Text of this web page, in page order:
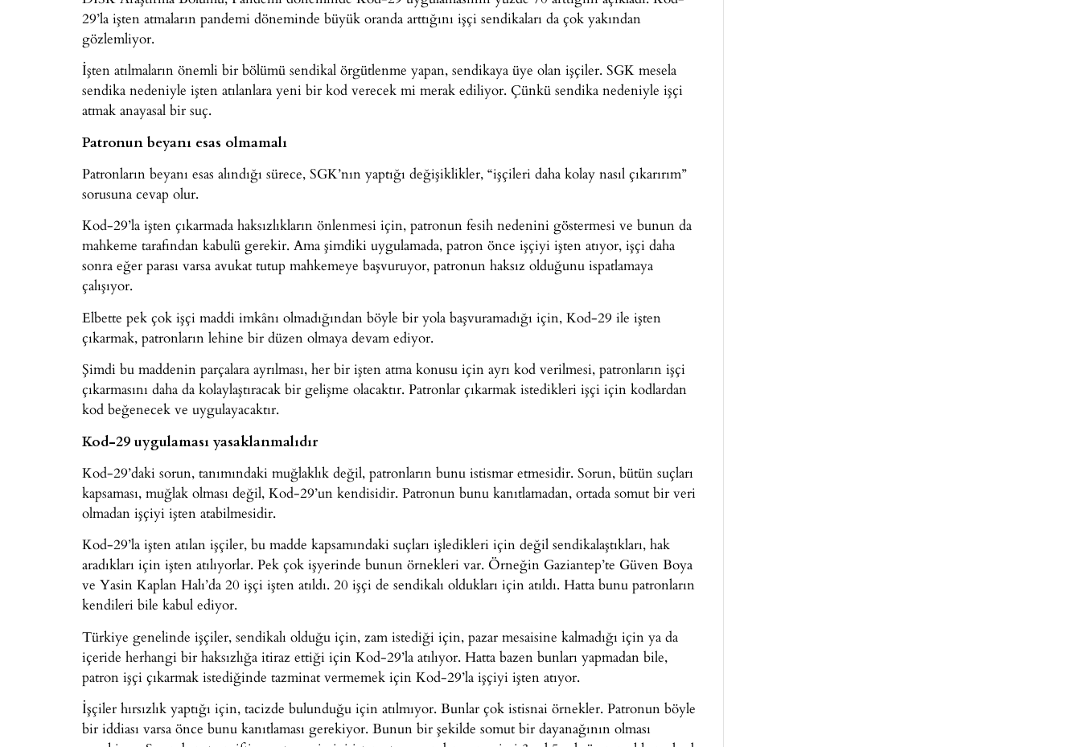
29’la işten atmaların pandemi döneminde büyük oranda arttığını işçi sendikaları da çok yakından
gözlemliyor.
İşten atılmaların önemli bir bölümü sendikal örgütlenme yapan, sendikaya üye olan işçiler. SGK mesela
sendika nedeniyle işten atılanlara yeni bir kod verecek mi merak ediliyor. Çünkü sendika nedeniyle işçi
atmak anayasal bir suç.
Patronun beyanı esas olmamalı
Patronların beyanı esas alındığı sürece, SGK’nın yaptığı değişiklikler, “işçileri daha kolay nasıl çıkarırım”
sorusuna cevap olur.
Kod-29’la işten çıkarmada haksızlıkların önlenmesi için, patronun fesih nedenini göstermesi ve bunun da
mahkeme tarafından kabulü gerekir. Ama şimdiki uygulamada, patron önce işçiyi işten atıyor, işçi daha
sonra eğer parası varsa avukat tutup mahkemeye başvuruyor, patronun haksız olduğunu ispatlamaya
çalışıyor.
Elbette pek çok işçi maddi imkânı olmadığından böyle bir yola başvuramadığı için, Kod-29 ile işten
çıkarmak, patronların lehine bir düzen olmaya devam ediyor.
Şimdi bu maddenin parçalara ayrılması, her bir işten atma konusu için ayrı kod verilmesi, patronların işçi
çıkarmasını daha da kolaylaştıracak bir gelişme olacaktır. Patronlar çıkarmak istedikleri işçi için kodlardan
kod beğenecek ve uygulayacaktır.
Kod-29 uygulaması yasaklanmalıdır
Kod-29’daki sorun, tanımındaki muğlaklık değil, patronların bunu istismar etmesidir. Sorun, bütün suçları
kapsaması, muğlak olması değil, Kod-29’un kendisidir. Patronun bunu kanıtlamadan, ortada somut bir veri
olmadan işçiyi işten atabilmesidir.
Kod-29’la işten atılan işçiler, bu madde kapsamındaki suçları işledikleri için değil sendikalaştıkları, hak
aradıkları için işten atılıyorlar. Pek çok işyerinde bunun örnekleri var. Örneğin Gaziantep’te Güven Boya
ve Yasin Kaplan Halı’da 20 işçi işten atıldı. 20 işçi de sendikalı oldukları için atıldı. Hatta bunu patronların
kendileri bile kabul ediyor.
Türkiye genelinde işçiler, sendikalı olduğu için, zam istediği için, pazar mesaisine kalmadığı için ya da
içeride herhangi bir haksızlığa itiraz ettiği için Kod-29’la atılıyor. Hatta bazen bunları yapmadan bile,
patron işçi çıkarmak istediğinde tazminat vermemek için Kod-29’la işçiyi işten atıyor.
İşçiler hırsızlık yaptığı için, tacizde bulunduğu için atılmıyor. Bunlar çok istisnai örnekler. Patronun böyle
bir iddiası varsa önce bunu kanıtlaması gerekiyor. Bunun bir şekilde somut bir dayanağının olması